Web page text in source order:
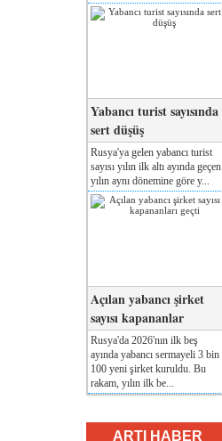
Yabancı turist sayısında
sert düşüş
Rusya'ya gelen yabancı turist
sayısı yılın ilk altı ayında geçen
yılın aynı dönemine göre y...
Açılan yabancı şirket
sayısı kapananlar
Rusya'da 2026'nın ilk beş
ayında yabancı sermayeli 3 bin
100 yeni şirket kuruldu. Bu
rakam, yılın ilk be...
ARTI HABER